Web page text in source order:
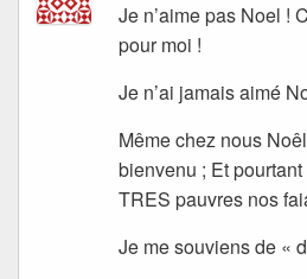
Je n’aime pas Noel !
pour moi !
Je n’ai jamais aimé
Même chez nous
bienvenu ; Et
TRES pauvres nos
Je me souviens de «